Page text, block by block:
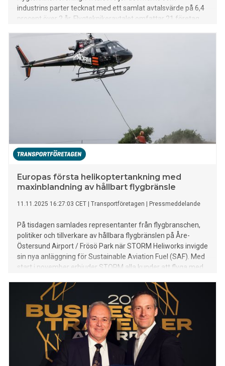
industrins parter tecknat med ett samlat avtalsvärde på 6,4
procent över 2 år. Flygteknikeravtalet omfattar 21 företag
Europas första helikoptertankning med
maxinblandning av hållbart flygbränsle
11.11.2025 16:27:03 CET Transportföretagen Pressmeddelande
På tisdagen samlades representanter från flygbranschen,
politiker och tillverkare av hållbara flygbränslen på Åre-
Östersund Airport / Frösö Park när STORM Heliworks invigde
sin nya anläggning för Sustainable Aviation Fuel (SAF). Med
start i november erbjuder STORM alla kunder att flyga med
fossila koldioxidutsläppen med omkring 40 procent per
flygning. Detta innebär ett avgörande steg mot fossilfritt
helikopterflyg.